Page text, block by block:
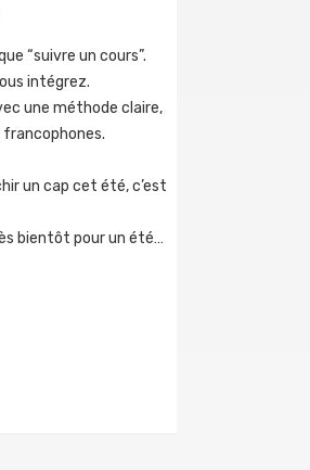
“suivre un cours”.
intégrez.
une méthode claire,
un cap cet été, c’est
bientôt pour un été…